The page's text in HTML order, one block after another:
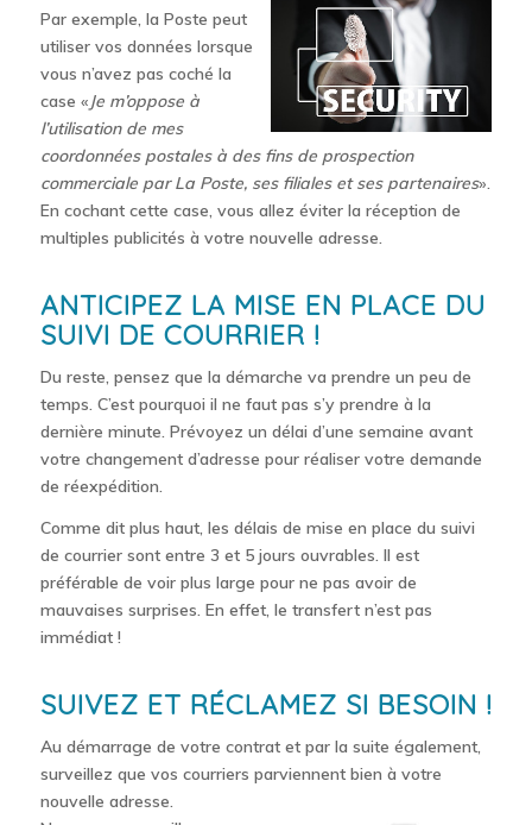
Par exemple, la Poste peut
utiliser vos données lorsque
vous n’avez pas coché la
case «Je m’oppose à
l’utilisation de mes
coordonnées postales à des fins de prospection
commerciale par La Poste, ses filiales et ses partenaires».
En cochant cette case, vous allez éviter la réception de
multiples publicités à votre nouvelle adresse.
ANTICIPEZ LA MISE EN PLACE DU
SUIVI DE COURRIER !
Du reste, pensez que la démarche va prendre un peu de
temps. C’est pourquoi il ne faut pas s’y prendre à la
dernière minute. Prévoyez un délai d’une semaine avant
votre changement d’adresse pour réaliser votre demande
de réexpédition.
Comme dit plus haut, les délais de mise en place du suivi
de courrier sont entre 3 et 5 jours ouvrables. Il est
préférable de voir plus large pour ne pas avoir de
mauvaises surprises. En effet, le transfert n’est pas
immédiat !
SUIVEZ ET RÉCLAMEZ SI BESOIN !
Au démarrage de votre contrat et par la suite également,
surveillez que vos courriers parviennent bien à votre
nouvelle adresse.